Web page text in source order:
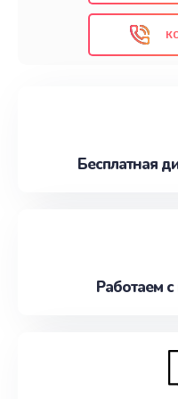
выполняемых
обеспечить
Звоните нам сегодня!
Бесплатная
Работаем